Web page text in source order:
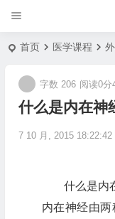
首页 医学课程
什么是内在神
7 10 月, 2015 18:22:42
字数 206 阅读0分
什么是内在
内在神经由两